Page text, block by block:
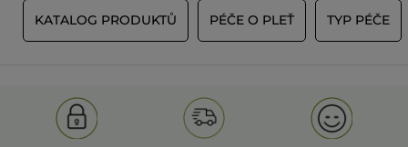
KATALOG PRODUKTŮ PÉČE O PLEŤ TYP PÉČE